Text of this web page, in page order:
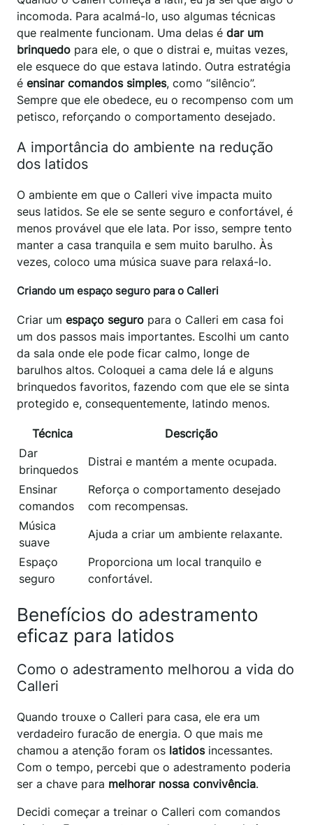
incomoda. Para acalmá-lo, uso algumas técnicas
que realmente funcionam. Uma delas é dar um
brinquedo para ele, o que o distrai e, muitas vezes,
ele esquece do que estava latindo. Outra estratégia
é ensinar comandos simples, como “silêncio”.
Sempre que ele obedece, eu o recompenso com um
petisco, reforçando o comportamento desejado.
A importância do ambiente na redução
dos latidos
O ambiente em que o Calleri vive impacta muito
seus latidos. Se ele se sente seguro e confortável, é
menos provável que ele lata. Por isso, sempre tento
manter a casa tranquila e sem muito barulho. Às
vezes, coloco uma música suave para relaxá-lo.
Criando um espaço seguro para o Calleri
Criar um espaço seguro para o Calleri em casa foi
um dos passos mais importantes. Escolhi um canto
da sala onde ele pode ficar calmo, longe de
barulhos altos. Coloquei a cama dele lá e alguns
brinquedos favoritos, fazendo com que ele se sinta
protegido e, consequentemente, latindo menos.
Técnica
Descrição
Dar
brinquedos
Distrai e mantém a mente ocupada.
Ensinar
comandos
Reforça o comportamento desejado
com recompensas.
Música
suave
Ajuda a criar um ambiente relaxante.
Espaço
seguro
Proporciona um local tranquilo e
confortável.
Benefícios do adestramento
eficaz para latidos
Como o adestramento melhorou a vida do
Calleri
Quando trouxe o Calleri para casa, ele era um
verdadeiro furacão de energia. O que mais me
chamou a atenção foram os latidosincessantes.
Com o tempo, percebi que o adestramento poderia
ser a chave para melhorar nossa convivência.
Decidi começar a treinar o Calleri com comandos